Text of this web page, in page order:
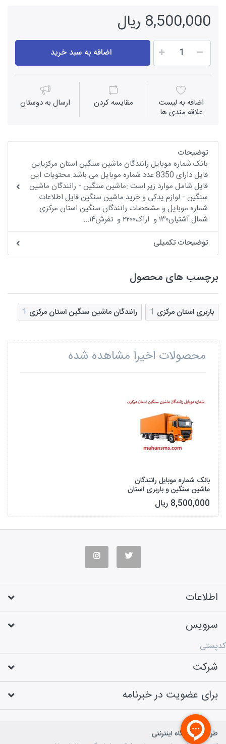
8,500,000 ریال
اضافه به سبد خرید
اضافه به لیست
علاقه مندی ها
مقايسه كردن ارسال به دوستان
توضیحات
بانک شماره موبایل رانندگان ماشین سنگین استان مرکزیاین
فایل دارای 8350 عدد شماره موبایل می باشد.محتویات این
فایل شامل موارد زیر است :ماشین سنگین - رانندگان ماشین
سنگین - لوازم یدکی و خرید ماشین سنگین فایل اطلاعات
شماره موبایل و مشخصات رانندگان سنگین استان مرکزی
شمال آشتیان۱۳۰ و اراک۲۲۰۰ و تفرش۱۴...
توضیحات تکمیلی
برچسب های محصول
باربری استان مرکزی 1 رانندگان ماشین سنگین استان مرکزی 1
محصولات اخیرا مشاهده شده
بانک شماره موبایل رانندگان
ماشین سنگین و باربری استان
مرکزی
8,500,000 ریال
اطلاعات
سرویس
کدپستی
شرکت
برای عضویت در خبرنامه
طراحی فروشگاه اینترنتی